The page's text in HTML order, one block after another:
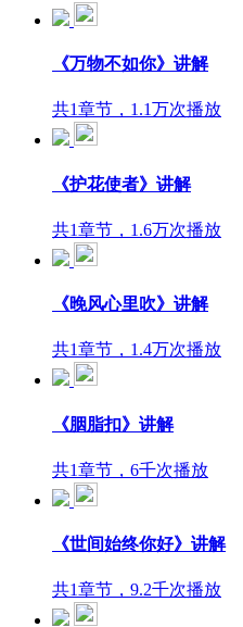
《万物不如你》讲解
共1章节，1.1万次播放
《护花使者》讲解
共1章节，1.6万次播放
《晚风心里吹》讲解
共1章节，1.4万次播放
《胭脂扣》讲解
共1章节，6千次播放
《世间始终你好》讲解
共1章节，9.2千次播放